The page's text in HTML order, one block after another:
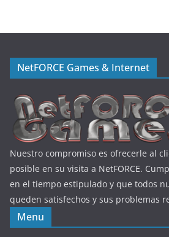
NetFORCE Games & Internet
Nuestro compromiso es ofrecerle al
posible en su visita a NetFORCE.
en el tiempo estipulado y que todos
queden satisfechos y sus problemas
Menu